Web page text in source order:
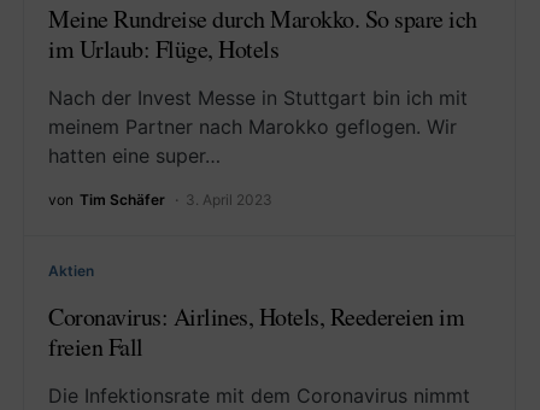
Meine Rundreise durch Marokko. So spare ich
im Urlaub: Flüge, Hotels
Nach der Invest Messe in Stuttgart bin ich mit
meinem Partner nach Marokko geflogen. Wir
hatten eine super…
von Tim Schäfer 3. April 2023
Aktien
Coronavirus: Airlines, Hotels, Reedereien im
freien Fall
Die Infektionsrate mit dem Coronavirus nimmt